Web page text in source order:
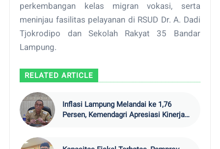
perkembangan kelas migran vokasi, serta
meninjau fasilitas pelayanan di RSUD Dr. A. Dadi
Tjokrodipo dan Sekolah Rakyat 35 Bandar
Lampung.
RELATED ARTICLE
Inflasi Lampung Melandai ke 1,76
Persen, Kemendagri Apresiasi Kinerja